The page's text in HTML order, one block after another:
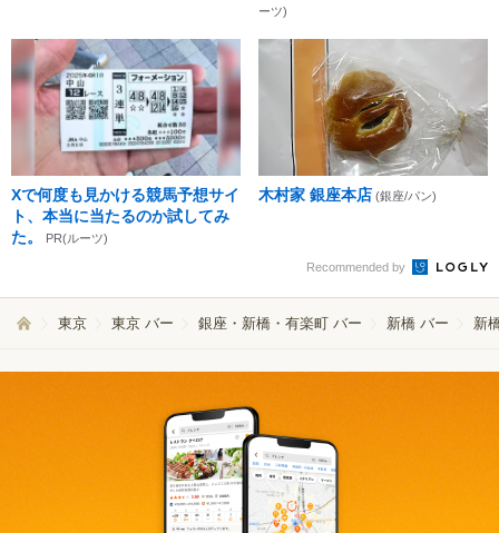
ーツ)
Xで何度も見かける競馬予想サイ
ト、本当に当たるのか試してみ
た。
PR(ルーツ)
木村家 銀座本店 (銀座/パン)
Recommended by
東京 東京 バー 銀座・新橋・有楽町 バー 新橋 バー 新